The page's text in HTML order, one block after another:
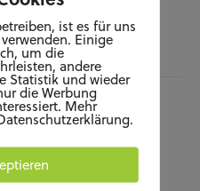
Terminator”
& NATUR
– (k)ein Beruf mit
ist es für uns
Einige
um die
andere
Statistik und wieder
die Werbung
Mehr